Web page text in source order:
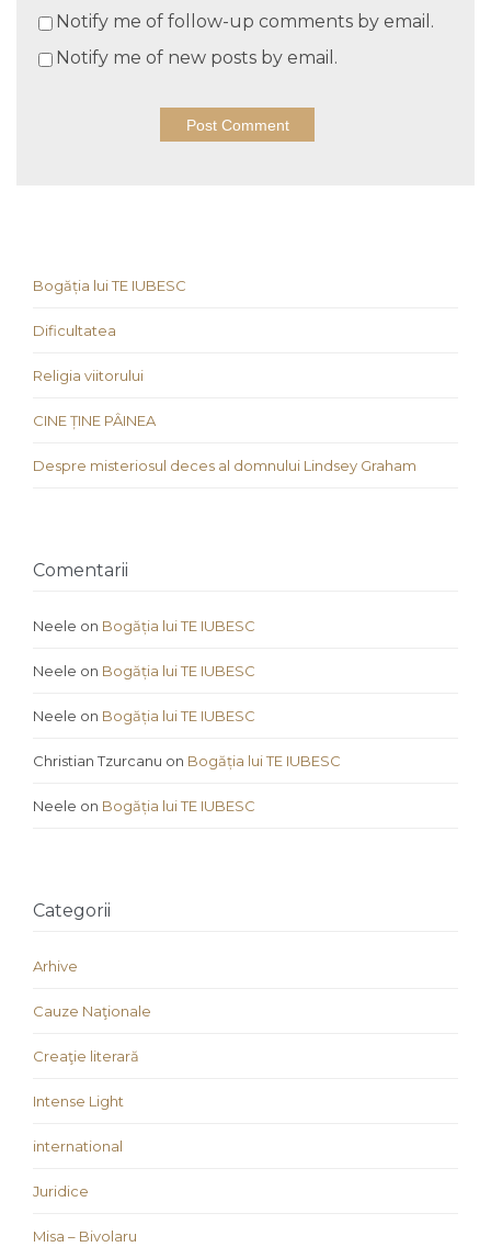
Notify me of follow-up comments by email.
Notify me of new posts by email.
Bogăția lui TE IUBESC
Dificultatea
Religia viitorului
CINE ȚINE PÂINEA
Despre misteriosul deces al domnului Lindsey Graham
Comentarii
Neele on Bogăția lui TE IUBESC
Neele on Bogăția lui TE IUBESC
Neele on Bogăția lui TE IUBESC
Christian Tzurcanu on Bogăția lui TE IUBESC
Neele on Bogăția lui TE IUBESC
Categorii
Arhive
Cauze Naţionale
Creaţie literară
Intense Light
international
Juridice
Misa – Bivolaru